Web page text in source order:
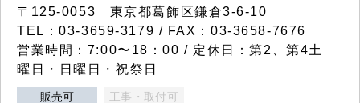
〒125-0053 東京都葛飾区鎌倉3-6-10
TEL：03-3659-3179 / FAX：03-3658-7676
営業時間：7:00〜18：00 / 定休日：第2、第4土
曜日・日曜日・祝祭日
販売可 工事・取付可